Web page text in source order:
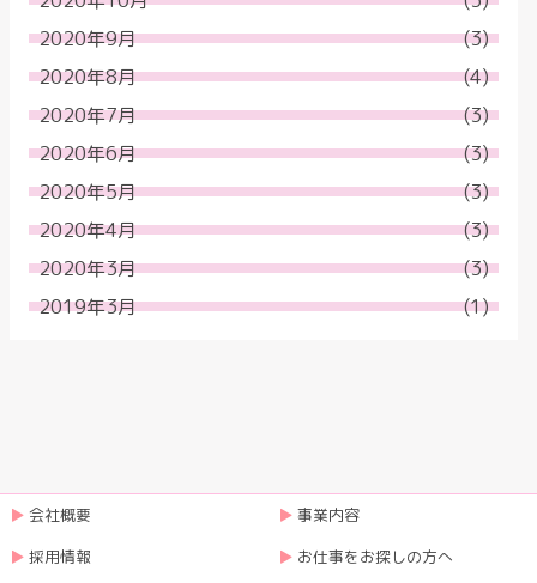
2020年9月
(3)
2020年8月
(4)
2020年7月
(3)
2020年6月
(3)
2020年5月
(3)
2020年4月
(3)
2020年3月
(3)
2019年3月
(1)
会社概要
事業内容
採用情報
お仕事をお探しの方へ